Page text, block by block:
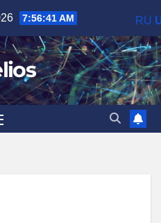
7:56:42 AM RU